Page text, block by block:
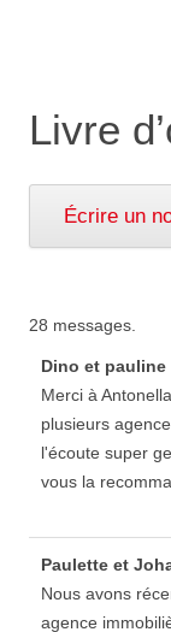
Livre
28 messages.
Dino et pauline
Merci à
plusieurs
l'écoute super
vous la
Paulette et
Nous avons
agence